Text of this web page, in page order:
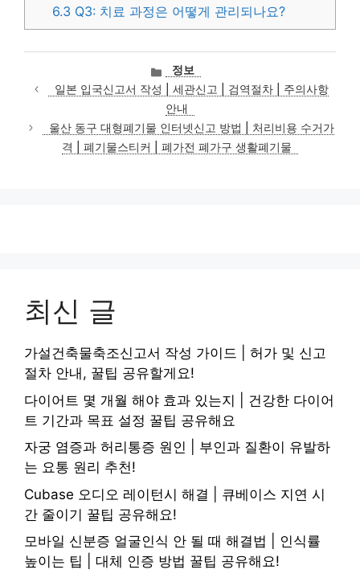
6.3 Q3: 치료 과정은 어떻게 관리되나요?
카
테
고
리
정보
일본 입국신고서 작성 | 세관신고 | 검역절차 | 주의사항
안내
울산 동구 대형폐기물 인터넷신고 방법 | 처리비용 수거가
격 | 폐기물스티커 | 폐가전 폐가구 생활폐기물
최신 글
가설건축물축조신고서 작성 가이드 | 허가 및 신고
절차 안내, 꿀팁 공유할게요!
다이어트 몇 개월 해야 효과 있는지 | 건강한 다이어
트 기간과 목표 설정 꿀팁 공유해요
자궁 염증과 허리통증 원인 | 부인과 질환이 유발하
는 요통 원리 추천!
Cubase 오디오 레이턴시 해결 | 큐베이스 지연 시
간 줄이기 꿀팁 공유해요!
모바일 신분증 얼굴인식 안 될 때 해결법 | 인식률
높이는 팁 | 대체 인증 방법 꿀팁 공유해요!